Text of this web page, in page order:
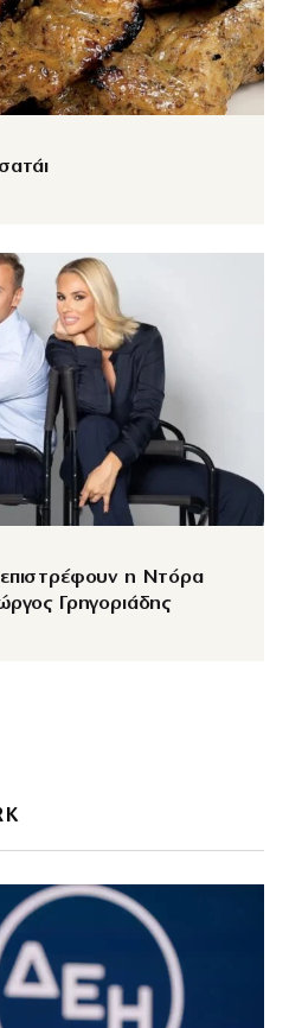
η Ντόρα
Γρηγοριάδης